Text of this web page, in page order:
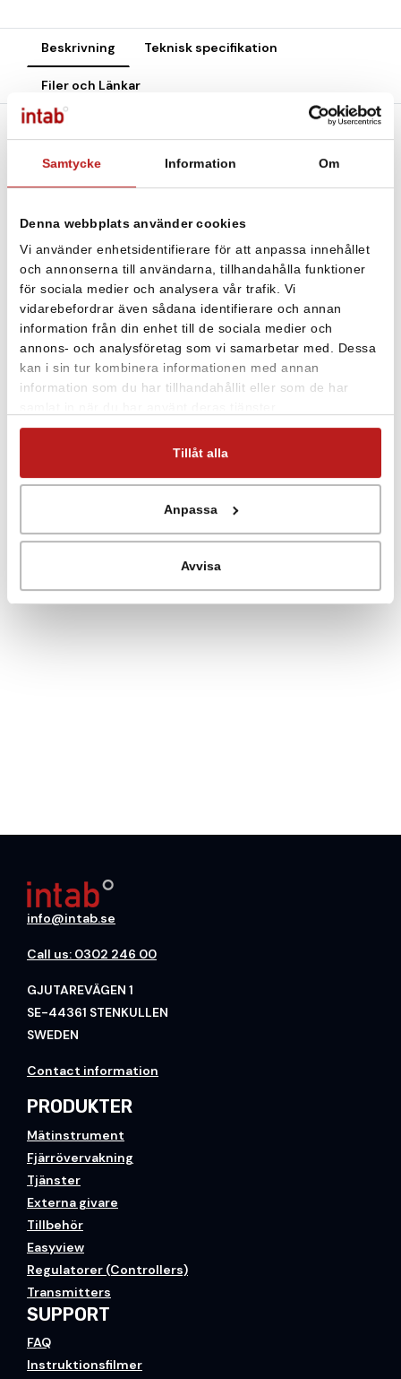
Samtycke Information Om
Denna webbplats använder cookies
Vi använder enhetsidentifierare för att anpassa innehållet
och annonserna till användarna, tillhandahålla funktioner
för sociala medier och analysera vår trafik. Vi
vidarebefordrar även sådana identifierare och annan
information från din enhet till de sociala medier och
annons- och analysföretag som vi samarbetar med. Dessa
kan i sin tur kombinera informationen med annan
information som du har tillhandahållit eller som de har
Tillåt alla
Anpassa
Avvisa
Beskrivning Teknisk specifikation
Filer och Länkar
Loggers för mätning av ström 0-20 mA
Tinytag Plus Radio är trådlösa dataloggers designade för
Loggrarna används som en del av en Tinytag Radiosystem
som bildar en robust datanätverk som tillåter en
användare att se sina mätningar direkt i datorn, över ett
LAN eller Internet.
dem idealiska för temperaturövervakning i ett olika
tillämpningar.
Bilden på mätosäkerheten visas med valfri av Tinytags
info@intab.se
Call us: 0302 246 00
GJUTAREVÄGEN 1
SE-44361 STENKULLEN
SWEDEN
Contact information
PRODUKTER
Mätinstrument
Fjärrövervakning
Tjänster
Externa givare
Tillbehör
Easyview
Regulatorer (Controllers)
Transmitters
SUPPORT
FAQ
Instruktionsfilmer